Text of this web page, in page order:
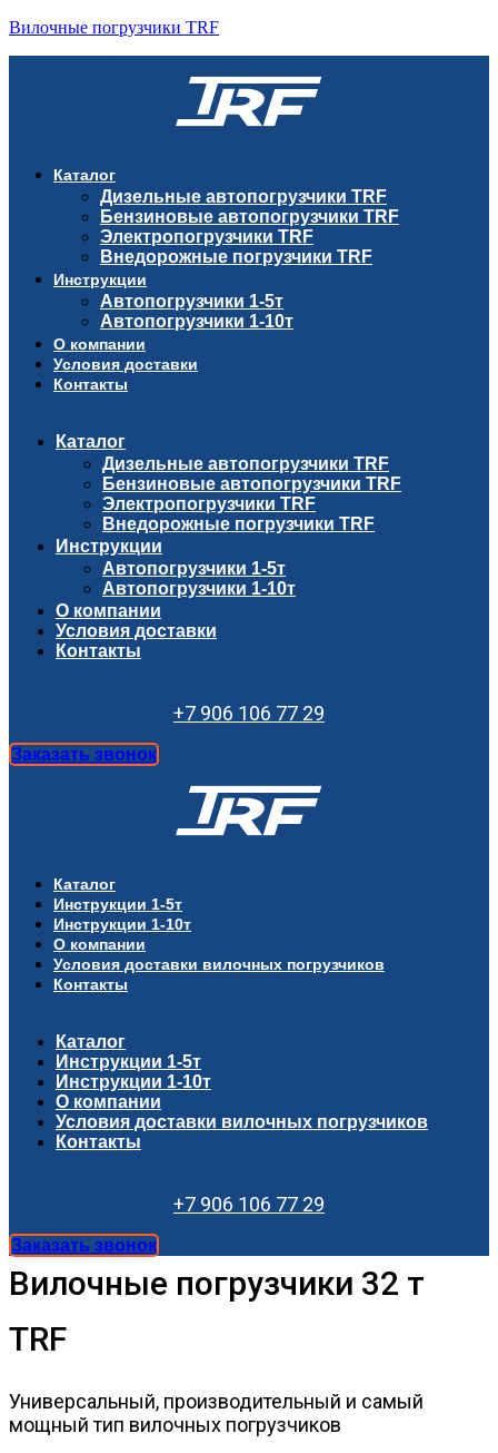
Вилочные погрузчики TRF
Каталог
Дизельные автопогрузчики TRF
Бензиновые автопогрузчики TRF
Электропогрузчики TRF
Внедорожные погрузчики TRF
Инструкции
Автопогрузчики 1-5т
Автопогрузчики 1-10т
О компании
Условия доставки
Контакты
Каталог
Дизельные автопогрузчики TRF
Бензиновые автопогрузчики TRF
Электропогрузчики TRF
Внедорожные погрузчики TRF
Инструкции
Автопогрузчики 1-5т
Автопогрузчики 1-10т
О компании
Условия доставки
Контакты
+7 906 106 77 29
Заказать звонок
Каталог
Инструкции 1-5т
Инструкции 1-10т
О компании
Условия доставки вилочных погрузчиков
Контакты
Каталог
Инструкции 1-5т
Инструкции 1-10т
О компании
Условия доставки вилочных погрузчиков
Контакты
+7 906 106 77 29
Заказать звонок
Вилочные погрузчики 32 т
TRF
Универсальный, производительный и самый
мощный тип вилочных погрузчиков